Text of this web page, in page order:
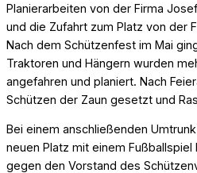
Planierarbeiten von der Firma
und die Zufahrt zum Platz von der
Nach dem Schützenfest im Mai
Traktoren und Hängern wurden
angefahren und planiert. Nach
Schützen der Zaun gesetzt und
Bei einem anschließenden
neuen Platz mit einem Fußballspiel
gegen den Vorstand des